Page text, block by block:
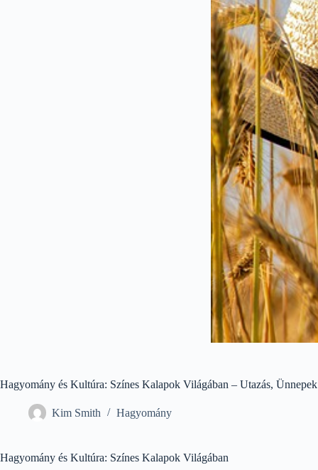
Hagyomány és Kultúra: Színes Kalapok Világában – Utazás, Ünnepek
Kim Smith Hagyomány
Hagyomány és Kultúra: Színes Kalapok Világában